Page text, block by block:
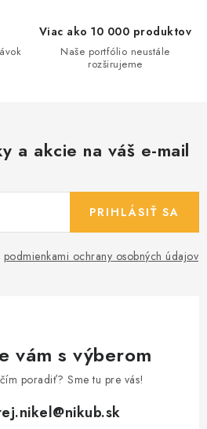
Viac ako 10 000 produktov
Naše portfólio neustále
rozširujeme
a akcie na váš e-mail
podmienkami ochrany osobných údajov
PRIHLÁSIŤ SA
vám s výberom
poradiť? Sme tu pre vás!
@nikub.sk